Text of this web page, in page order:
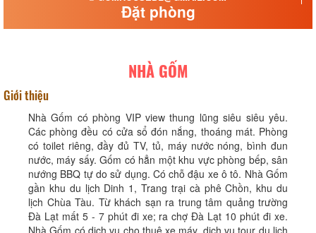
Đặt phòng
NHÀ GỐM
Giới thiệu
Nhà Gốm có phòng VIP view thung lũng siêu siêu yêu.
Các phòng đều có cửa sổ đón nắng, thoáng mát. Phòng
có toilet riêng, đầy đủ TV, tủ, máy nước nóng, bình đun
nước, máy sấy. Gốm có hẳn một khu vực phòng bếp, sân
nướng BBQ tự do sử dụng. Có chỗ đậu xe ô tô. Nhà Gốm
gần khu du lịch Dinh 1, Trang trại cà phê Chồn, khu du
lịch Chùa Tàu. Từ khách sạn ra trung tâm quảng trường
Đà Lạt mất 5 - 7 phút đi xe; ra chợ Đà Lạt 10 phút đi xe.
Nhà Gốm có dịch vụ cho thuê xe máy, dịch vụ tour du lịch